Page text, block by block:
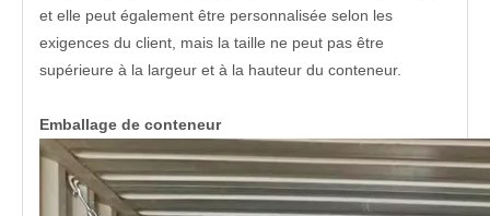
et elle peut également être personnalisée selon les
exigences du client, mais la taille ne peut pas être
supérieure à la largeur et à la hauteur du conteneur.
Emballage de conteneur